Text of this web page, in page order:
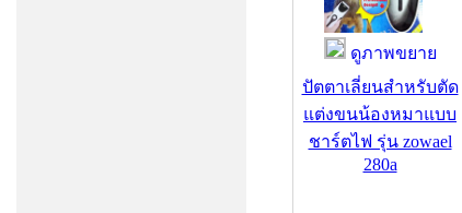
ดูภาพขยาย
ปัตตาเลี่ยนสำหรับตัด
แต่งขนน้องหมาแบบ
ชาร์ตไฟ รุ่น zowael
280a